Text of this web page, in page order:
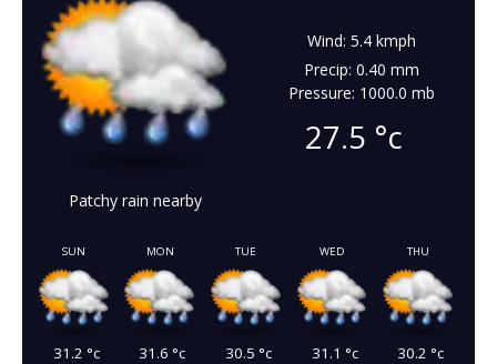
Patchy rain nearby
Wind: 5.4 kmph
Precip: 0.40 mm
Pressure: 1000.0 mb
27.5 °c
SUN
31.2 °c
MON
31.6 °c
TUE
30.5 °c
WED
31.1 °c
THU
30.2 °c